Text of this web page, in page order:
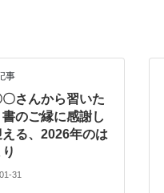
事
〇さんから習いた
書のご縁に感謝し
る、2026年のは
31